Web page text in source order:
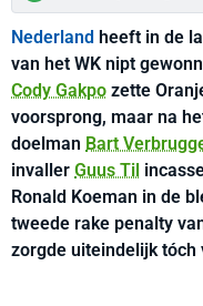
Nederland heeft in de
van het WK nipt
Cody Gakpo zette
voorsprong, maar na
doelman Bart
invaller Guus Til
Ronald Koeman in de
tweede rake penalty
zorgde uiteindelijk tóch